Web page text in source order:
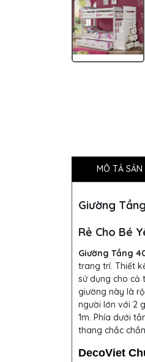
MÔ TẢ SẢN
Giường
Rẻ Cho Bé
Giường Tầng
trang trí. Thiết
sử dụng cho cả
giường này là
người lớn với 2
1m. Phía dưới
thang chắc
DecoViet